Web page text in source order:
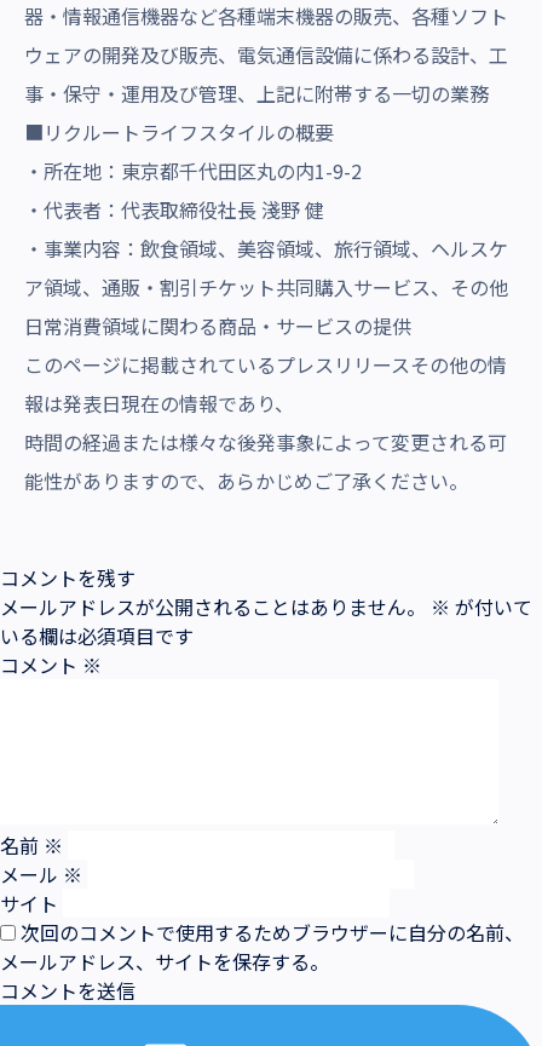
器・情報通信機器など各種端末機器の販売、各種ソフト
ウェアの開発及び販売、電気通信設備に係わる設計、工
事・保守・運用及び管理、上記に附帯する一切の業務
■リクルートライフスタイルの概要
・所在地：東京都千代田区丸の内1-9-2
・代表者：代表取締役社長 淺野 健
・事業内容：飲食領域、美容領域、旅行領域、ヘルスケ
ア領域、通販・割引チケット共同購入サービス、その他
日常消費領域に関わる商品・サービスの提供
このページに掲載されているプレスリリースその他の情
報は発表日現在の情報であり、
時間の経過または様々な後発事象によって変更される可
能性がありますので、あらかじめご了承ください。
コメントを残す
メールアドレスが公開されることはありません。
※ が付いて
いる欄は必須項目です
コメント ※
名前 ※
メール ※
サイト
次回のコメントで使用するためブラウザーに自分の名前、
メールアドレス、サイトを保存する。